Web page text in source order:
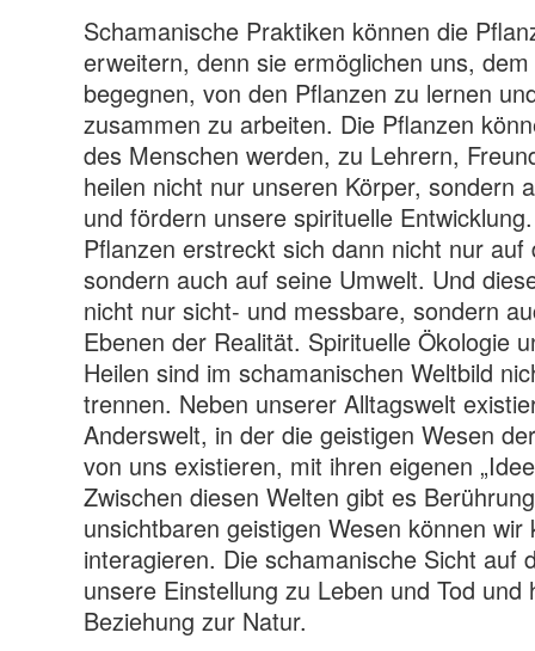
Schamanische Praktiken können die
erweitern, denn sie ermöglichen uns,
begegnen, von den Pflanzen zu lernen
zusammen zu arbeiten. Die Pflanzen
des Menschen werden, zu Lehrern,
heilen nicht nur unseren Körper, sondern
und fördern unsere spirituelle
Pflanzen erstreckt sich dann nicht nur auf
sondern auch auf seine Umwelt. Und
nicht nur sicht- und messbare, sondern
Ebenen der Realität. Spirituelle Ökologie
Heilen sind im schamanischen Weltbild
trennen. Neben unserer Alltagswelt
Anderswelt, in der die geistigen Wesen
von uns existieren, mit ihren eigenen
Zwischen diesen Welten gibt es
unsichtbaren geistigen Wesen können
interagieren. Die schamanische Sicht auf
unsere Einstellung zu Leben und Tod und
Beziehung zur Natur.